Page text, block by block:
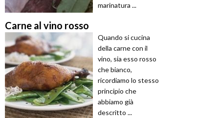
marinatura ...
Carne al vino rosso
Quando si cucina
della carne con il
vino, sia esso rosso
che bianco,
ricordiamo lo stesso
principio che
abbiamo già
descritto ...